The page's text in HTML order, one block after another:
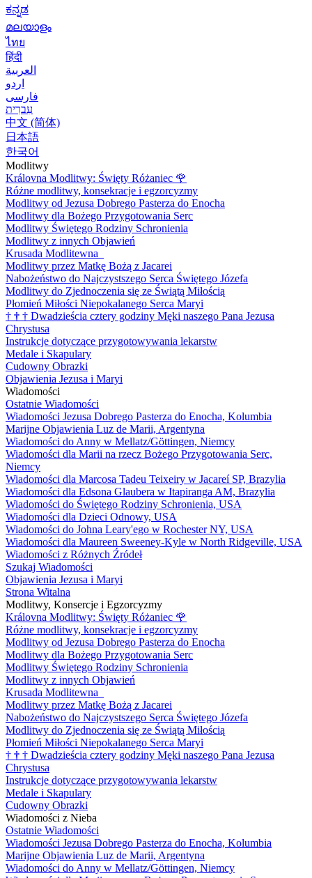
ಕನ್ನಡ
മലയാളം
ไทย
हिंदी
العربية
اردو
فارسی
עִברִית
中文 (简体)
日本語
한국어
Modlitwy
Královna Modlitwy: Święty Różaniec 🌹
Różne modlitwy, konsekracje i egzorcyzmy
Modlitwy od Jezusa Dobrego Pasterza do Enocha
Modlitwy dla Bożego Przygotowania Serc
Modlitwy Świętego Rodziny Schronienia
Modlitwy z innych Objawień
Krusada Modlitewna
Modlitwy przez Matkę Bożą z Jacarei
Nabożeństwo do Najczystszego Serca Świętego Józefa
Modlitwy do Zjednoczenia się ze Świątą Miłością
Płomień Miłości Niepokalanego Serca Maryi
† † † Dwadzieścia cztery godziny Męki naszego Pana Jezusa
Chrystusa
Instrukcje dotyczące przygotowywania lekarstw
Medale i Skapulary
Cudowny Obrazki
Objawienia Jezusa i Maryi
Wiadomości
Ostatnie Wiadomości
Wiadomości Jezusa Dobrego Pasterza do Enocha, Kolumbia
Marijne Objawienia Luz de Marii, Argentyna
Wiadomości do Anny w Mellatz/Göttingen, Niemcy
Wiadomości dla Marii na rzecz Bożego Przygotowania Serc,
Niemcy
Wiadomości dla Marcosa Tadeu Teixeiry w Jacareí SP, Brazylia
Wiadomości dla Edsona Glaubera w Itapiranga AM, Brazylia
Wiadomości do Świętego Rodziny Schronienia, USA
Wiadomości dla Dzieci Odnowy, USA
Wiadomości do Johna Leary'ego w Rochester NY, USA
Wiadomości dla Maureen Sweeney-Kyle w North Ridgeville, USA
Wiadomości z Różnych Źródeł
Szukaj Wiadomości
Objawienia Jezusa i Maryi
Strona Witalna
Modlitwy, Konsercje i Egzorcyzmy
Královna Modlitwy: Święty Różaniec 🌹
Różne modlitwy, konsekracje i egzorcyzmy
Modlitwy od Jezusa Dobrego Pasterza do Enocha
Modlitwy dla Bożego Przygotowania Serc
Modlitwy Świętego Rodziny Schronienia
Modlitwy z innych Objawień
Krusada Modlitewna
Modlitwy przez Matkę Bożą z Jacarei
Nabożeństwo do Najczystszego Serca Świętego Józefa
Modlitwy do Zjednoczenia się ze Świątą Miłością
Płomień Miłości Niepokalanego Serca Maryi
† † † Dwadzieścia cztery godziny Męki naszego Pana Jezusa
Chrystusa
Instrukcje dotyczące przygotowywania lekarstw
Medale i Skapulary
Cudowny Obrazki
Wiadomości z Nieba
Ostatnie Wiadomości
Wiadomości Jezusa Dobrego Pasterza do Enocha, Kolumbia
Marijne Objawienia Luz de Marii, Argentyna
Wiadomości do Anny w Mellatz/Göttingen, Niemcy